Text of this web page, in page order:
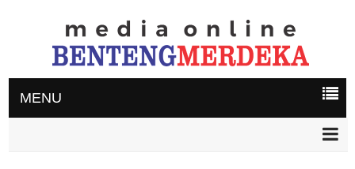
MENU